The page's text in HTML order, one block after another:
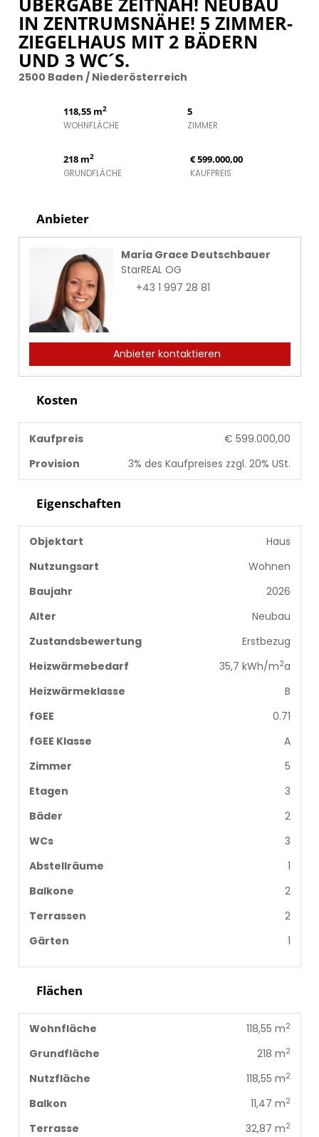
IN ZENTRUMSNÄHE! 5 ZIMMER-
ZIEGELHAUS MIT 2 BÄDERN
UND 3 WC´S.
2500 Baden / Niederösterreich
118,55 m2
WOHNFLÄCHE
5
ZIMMER
218 m2
GRUNDFLÄCHE
€ 599.000,00
KAUFPREIS
Anbieter
Maria Grace Deutschbauer
StarREAL OG
+43 1 997 28 81
Anbieter kontaktieren
Kosten
Kaufpreis
€ 599.000,00
Provision
3% des Kaufpreises zzgl. 20% USt.
Eigenschaften
Objektart
Haus
Nutzungsart
Wohnen
Baujahr
2026
Alter
Neubau
Zustandsbewertung
Erstbezug
Heizwärmebedarf
35,7 kWh/m2a
Heizwärmeklasse
B
fGEE
0.71
fGEE Klasse
A
Zimmer
5
Etagen
3
Bäder
2
WCs
3
Abstellräume
1
Balkone
2
Terrassen
2
Gärten
1
Flächen
Wohnfläche 118,55 m2
Grundfläche 218 m2
Nutzfläche 118,55 m2
Balkon 11,47 m2
Terrasse 32,87 m2